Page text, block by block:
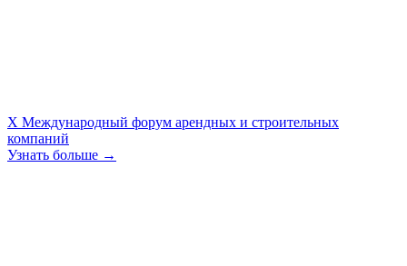
X Международный форум арендных и строительных
компаний
Узнать больше →